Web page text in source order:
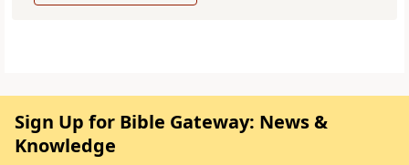
Sign Up for Bible Gateway: News &
Knowledge